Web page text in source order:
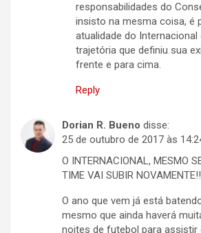
responsabilidades do
insisto na mesma coisa, é
atualidade do
trajetória que definiu sua
frente e para cima.
Reply
Dorian R. Bueno disse:
25 de outubro de 2017 às
O INTERNACIONAL, MESMO
TIME VAI SUBIR
O ano que vem já está
mesmo que ainda haverá
noites de futebol para assistir